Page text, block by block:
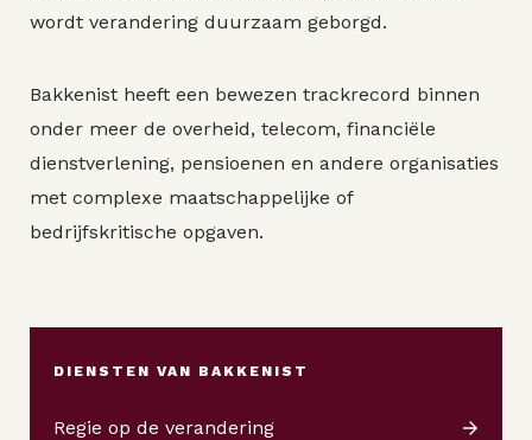
wordt verandering duurzaam geborgd.
Bakkenist heeft een bewezen trackrecord binnen
onder meer de overheid, telecom, financiële
dienstverlening, pensioenen en andere organisaties
met complexe maatschappelijke of
bedrijfskritische opgaven.
DIENSTEN VAN BAKKENIST
Regie op de verandering